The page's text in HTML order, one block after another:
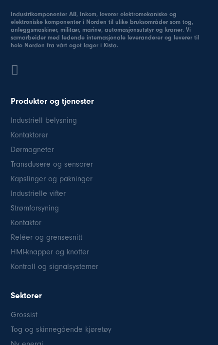
Industrikomponenter AB, Inkom, leverer elektromekaniske og
elektroniske komponenter i Norden til ulike bruksområder som tog,
anleggsmaskiner, militær, marine, automasjonsutstyr og kraner. Vi
samarbeider med ledende internasjonale leverandører og leverer til
hele Norden fra vårt eget lager i Kista.
Produkter og tjenester
Industriell belysning
Kontaktorer
Dørmagneter
Transdusere og sensorer
Kapslinger og pakninger
Industrielle vifter
Strømforsyning
Kontaktor
Reléer og grensesnitt
HMI-knapper og knotter
Kontroll og signalsystemer
Sektorer
Grossist
Tog og skinnegående kjøretøy